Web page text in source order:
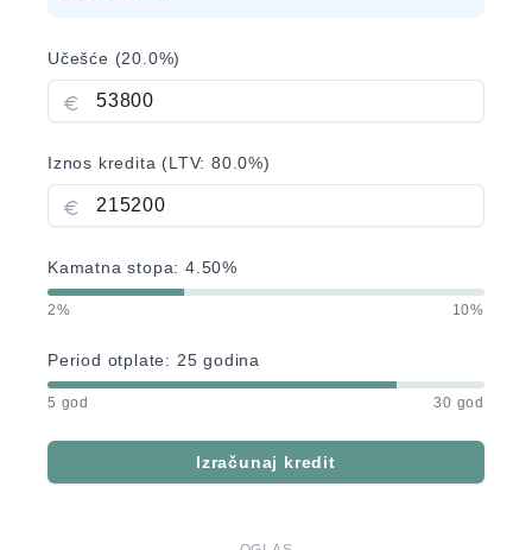
Učešće (20.0%)
Iznos kredita (LTV:80.0%)
Kamatna stopa:4.50%
2% 10%
Period otplate: 25 godina
5 god 30 god
Izračunaj kredit